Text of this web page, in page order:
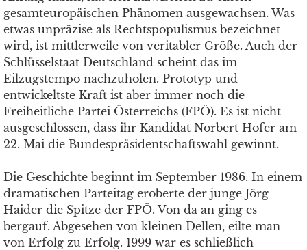
gesamteuropäischen Phänomen ausgewachsen. Was
etwas unpräzise als Rechtspopulismus bezeichnet
wird, ist mittlerweile von veritabler Größe. Auch der
Schlüsselstaat Deutschland scheint das im
Eilzugstempo nachzuholen. Prototyp und
entwickeltste Kraft ist aber immer noch die
Freiheitliche Partei Österreichs (FPÖ). Es ist nicht
ausgeschlossen, dass ihr Kandidat Norbert Hofer am
22. Mai die Bundespräsidentschaftswahl gewinnt.
Die Geschichte beginnt im September 1986. In einem
dramatischen Parteitag eroberte der junge Jörg
Haider die Spitze der FPÖ. Von da an ging es
bergauf. Abgesehen von kleinen Dellen, eilte man
von Erfolg zu Erfolg. 1999 war es schließlich